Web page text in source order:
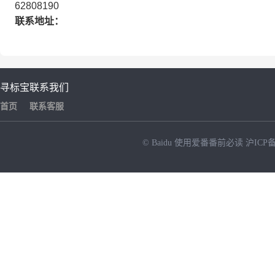
62808190
联系地址：
寻标宝
首页
联系我们
联系客服
© Baidu 使用爱番番前必读 沪ICP